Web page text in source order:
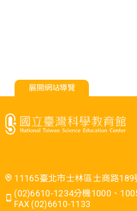
展開網站導覽
11165臺北市士林區士商路189
(02)6610-1234分機1000、
FAX (02)6610-1133